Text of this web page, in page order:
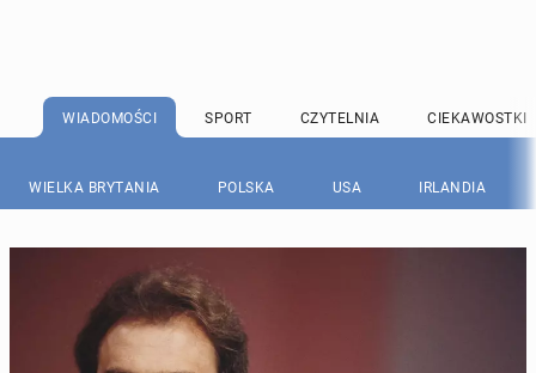
WIADOMOŚCI SPORT CZYTELNIA CIEKAWOSTKI
WIELKA BRYTANIA POLSKA USA IRLANDIA